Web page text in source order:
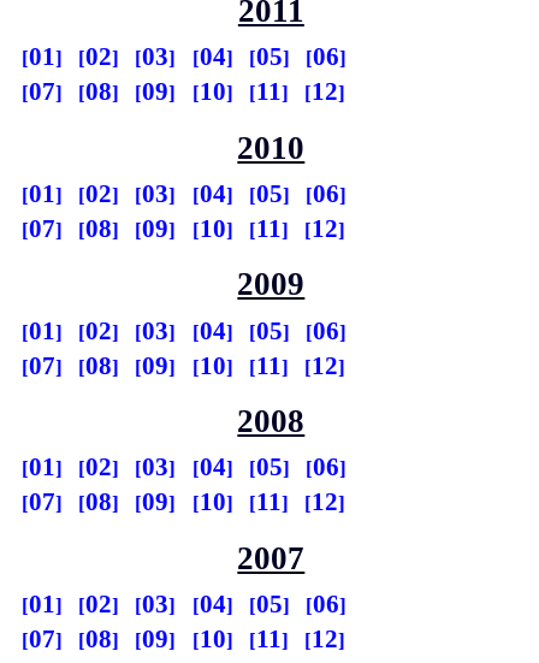
2011
01 02 03 04 05
06
07
08 09 10 11 12
2010
01 02 03 04 05
06
07
08 09 10 11 12
2009
01 02 03 04 05
06
07
08 09 10 11 12
2008
01 02 03 04 05
06
07
08 09 10 11 12
2007
01 02 03 04 05
06
07
08 09 10 11 12